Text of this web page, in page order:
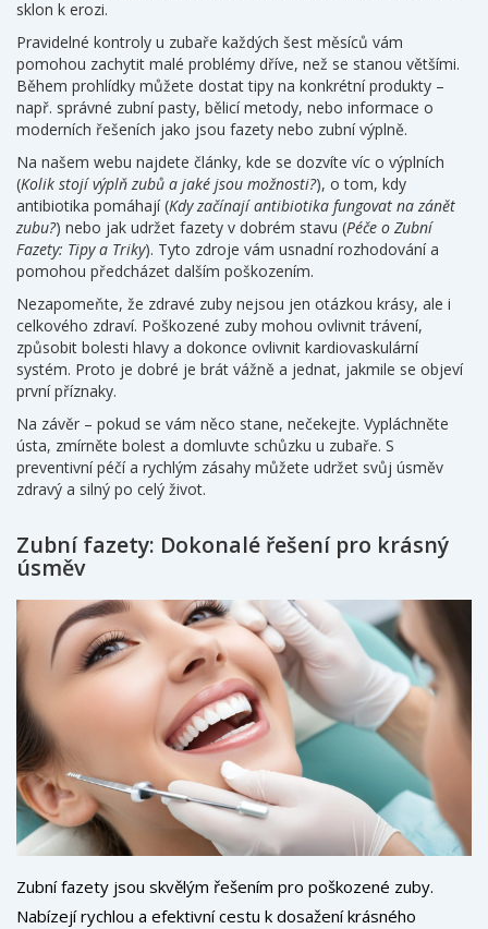
sklon k erozi.
Pravidelné kontroly u zubaře každých šest měsíců vám
pomohou zachytit malé problémy dříve, než se stanou většími.
Během prohlídky můžete dostat tipy na konkrétní produkty –
např. správné zubní pasty, bělicí metody, nebo informace o
moderních řešeních jako jsou fazety nebo zubní výplně.
Na našem webu najdete články, kde se dozvíte víc o výplních
(Kolik stojí výplň zubů a jaké jsou možnosti?), o tom, kdy
antibiotika pomáhají (Kdy začínají antibiotika fungovat na zánět
zubu?) nebo jak udržet fazety v dobrém stavu (Péče o Zubní
Fazety: Tipy a Triky). Tyto zdroje vám usnadní rozhodování a
pomohou předcházet dalším poškozením.
Nezapomeňte, že zdravé zuby nejsou jen otázkou krásy, ale i
celkového zdraví. Poškozené zuby mohou ovlivnit trávení,
způsobit bolesti hlavy a dokonce ovlivnit kardiovaskulární
systém. Proto je dobré je brát vážně a jednat, jakmile se objeví
první příznaky.
Na závěr – pokud se vám něco stane, nečekejte. Vypláchněte
ústa, zmírněte bolest a domluvte schůzku u zubaře. S
preventivní péčí a rychlým zásahy můžete udržet svůj úsměv
zdravý a silný po celý život.
Zubní fazety: Dokonalé řešení pro krásný
úsměv
Zubní fazety jsou skvělým řešením pro poškozené zuby.
Nabízejí rychlou a efektivní cestu k dosažení krásného